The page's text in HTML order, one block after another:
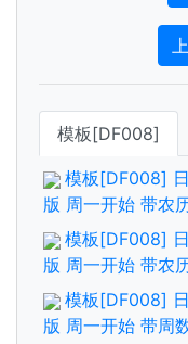
模板[DF008]
模板[DF008]
版 周一开始 带农
模板[DF008]
版 周一开始 带农
模板[DF008]
版 周一开始 带周